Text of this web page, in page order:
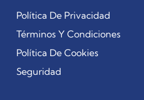
Política De Privacidad
Términos Y Condiciones
Política De Cookies
Seguridad